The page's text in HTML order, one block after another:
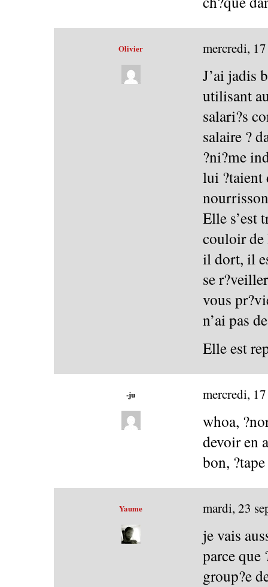
Olivier mercredi,
J’ai jadis
utilisant
salari?s
salaire ?
?ni?me
lui ?taient
Elle s’est
couloir de
il dort, il
se
vous
n’ai pas
Elle est
-ju mercredi,
whoa,
devoir en
bon,
Yaume mardi, 23
je vais
parce que
group?e